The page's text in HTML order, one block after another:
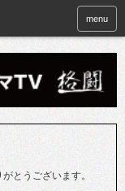
menu
とうございます。